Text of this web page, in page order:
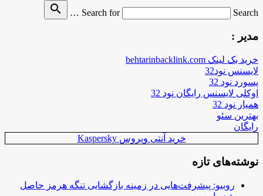
Search for
Search …
search
مدیر :
خرید بک لینک behtarinbacklink.com
لایسنس نود32
پسورد نود 32
اوکلی لایسنس رایگان نود 32
همیار نود 32
بهترین سئو
رایگان
خرید آنتی ویروس Kaspersky
نوشته‌های تازه
روبیو: پیشرفت‌هایی در زمینه بازگشایی تنگه هرمز حاصل